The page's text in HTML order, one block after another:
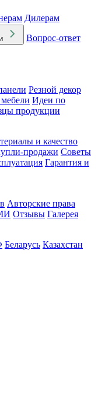
Дилерам
Вопрос-ответ
Резной декор
Идеи по
продукции
и качество
продажи Советы
Гарантия и
Авторские права
Отзывы Галерея
Беларусь Казахстан